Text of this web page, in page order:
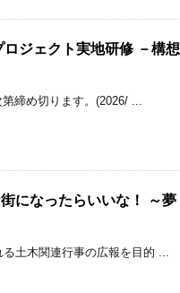
ロジェクト実地研修 －構想
締め切ります。(2026/ ...
になったらいいな！ ～夢
土木関連行事の広報を目的 ...